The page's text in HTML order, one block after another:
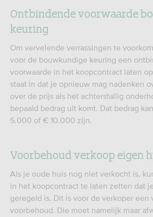
Ontbindende voorwaarde
keuring
Om vervelende verrassingen te
voor de bouwkundige keuring een
voorwaarde in het koopcontract laten
staat in dat je opnieuw mag nadenken
over de prijs als het achterstallig
bepaald bedrag uit komt. Dat bedrag
5.000 of € 10.000 zijn.
Voorbehoud verkoop eigen
Als je oude huis nog niet verkocht is,
in het koopcontract te laten zetten dat
geregeld is. Dit is voor de verkoper een
voorbehoud. Die moet namelijk maar